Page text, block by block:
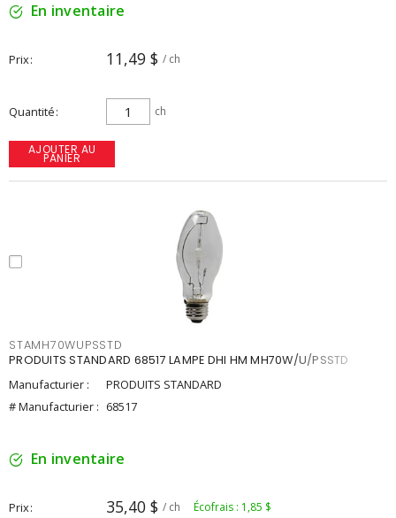
En inventaire
Prix 11,49 $ / ch
Quantité ch
AJOUTER AU
PANIER
STAMH70WUPSSTD
PRODUITS STANDARD 68517 LAMPE DHI HM MH70W/U/PSSTD
Manufacturier :
PRODUITS STANDARD
# Manufacturier : 68517
En inventaire
Prix 35,40 $ / ch Écofrais : 1,85 $